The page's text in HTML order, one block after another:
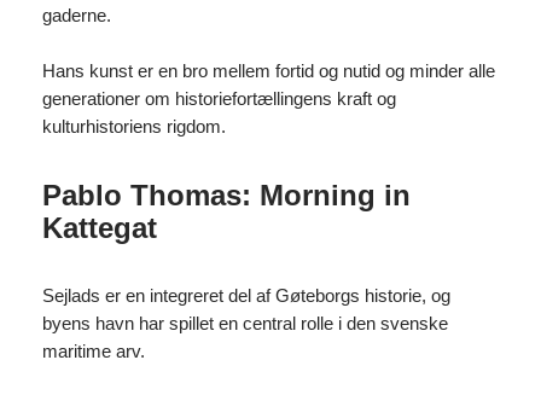
gaderne.
Hans kunst er en bro mellem fortid og nutid og minder alle
generationer om historiefortællingens kraft og
kulturhistoriens rigdom.
Pablo Thomas: Morning in
Kattegat
Sejlads er en integreret del af Gøteborgs historie, og
byens havn har spillet en central rolle i den svenske
maritime arv.